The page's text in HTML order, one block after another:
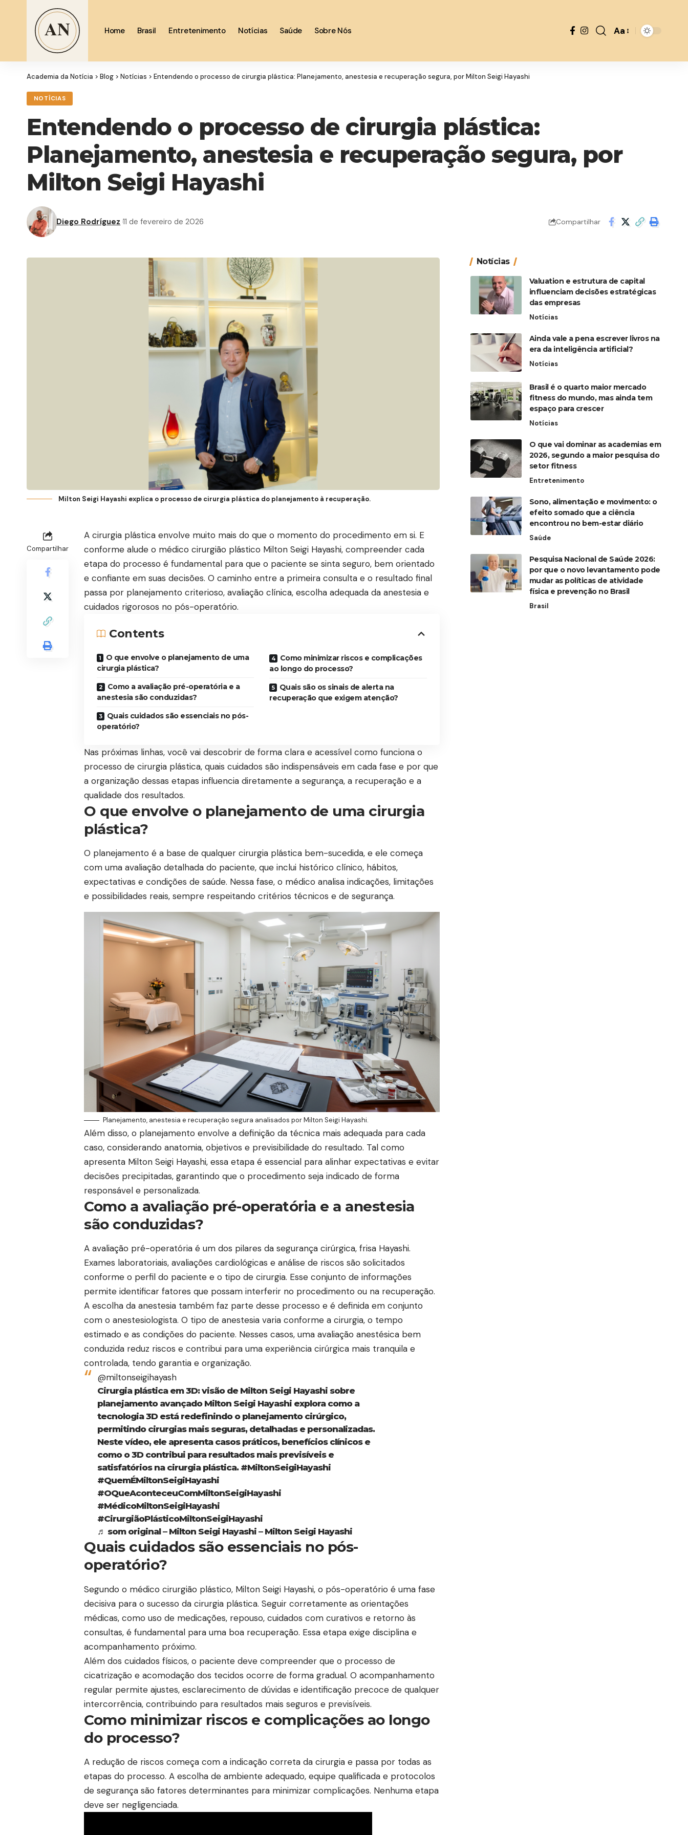
Home Brasil Entretenimento Notícias Saúde Sobre Nós
Font
Aa
Academia da Notícia > Blog > Notícias > Entendendo o processo de cirurgia plástica: Planejamento, anestesia e recuperação segura, por Milton Seigi Hayashi
NOTÍCIAS
Entendendo o processo de cirurgia plástica:
Planejamento, anestesia e recuperação segura, por
Milton Seigi Hayashi
Diego Rodríguez 11 de fevereiro de 2026 Compartilhar
Milton Seigi Hayashi explica o processo de cirurgia plástica do planejamento à recuperação.
Compartilhar
A cirurgia plástica envolve muito mais do que o momento do procedimento em si. E
conforme alude o médico cirurgião plástico Milton Seigi Hayashi, compreender cada
etapa do processo é fundamental para que o paciente se sinta seguro, bem orientado
e confiante em suas decisões. O caminho entre a primeira consulta e o resultado final
passa por planejamento criterioso, avaliação clínica, escolha adequada da anestesia e
cuidados rigorosos no pós-operatório.
Contents
O que envolve o planejamento de uma
cirurgia plástica?
Como a avaliação pré-operatória e a
anestesia são conduzidas?
Quais cuidados são essenciais no pós-
operatório?
Como minimizar riscos e complicações
ao longo do processo?
Quais são os sinais de alerta na
recuperação que exigem atenção?
Nas próximas linhas, você vai descobrir de forma clara e acessível como funciona o
processo de cirurgia plástica, quais cuidados são indispensáveis em cada fase e por que
a organização dessas etapas influencia diretamente a segurança, a recuperação e a
qualidade dos resultados.
O que envolve o planejamento de uma cirurgia
plástica?
O planejamento é a base de qualquer cirurgia plástica bem-sucedida, e ele começa
com uma avaliação detalhada do paciente, que inclui histórico clínico, hábitos,
expectativas e condições de saúde. Nessa fase, o médico analisa indicações, limitações
e possibilidades reais, sempre respeitando critérios técnicos e de segurança.
Planejamento, anestesia e recuperação segura analisados por Milton Seigi Hayashi.
Além disso, o planejamento envolve a definição da técnica mais adequada para cada
caso, considerando anatomia, objetivos e previsibilidade do resultado. Tal como
apresenta Milton Seigi Hayashi, essa etapa é essencial para alinhar expectativas e evitar
decisões precipitadas, garantindo que o procedimento seja indicado de forma
responsável e personalizada.
Como a avaliação pré-operatória e a anestesia
são conduzidas?
A avaliação pré-operatória é um dos pilares da segurança cirúrgica, frisa Hayashi.
Exames laboratoriais, avaliações cardiológicas e análise de riscos são solicitados
conforme o perfil do paciente e o tipo de cirurgia. Esse conjunto de informações
permite identificar fatores que possam interferir no procedimento ou na recuperação.
A escolha da anestesia também faz parte desse processo e é definida em conjunto
com o anestesiologista. O tipo de anestesia varia conforme a cirurgia, o tempo
estimado e as condições do paciente. Nesses casos, uma avaliação anestésica bem
conduzida reduz riscos e contribui para uma experiência cirúrgica mais tranquila e
controlada, tendo garantia e organização.
@miltonseigihayash
Cirurgia plástica em 3D: visão de Milton Seigi Hayashi sobre
planejamento avançado Milton Seigi Hayashi explora como a
tecnologia 3D está redefinindo o planejamento cirúrgico,
permitindo cirurgias mais seguras, detalhadas e personalizadas.
Neste vídeo, ele apresenta casos práticos, benefícios clínicos e
como o 3D contribui para resultados mais previsíveis e
satisfatórios na cirurgia plástica. #MiltonSeigiHayashi
#QuemÉMiltonSeigiHayashi
#OQueAconteceuComMiltonSeigiHayashi
#MédicoMiltonSeigiHayashi
#CirurgiãoPlásticoMiltonSeigiHayashi
♬ som original – Milton Seigi Hayashi – Milton Seigi Hayashi
Quais cuidados são essenciais no pós-
operatório?
Segundo o médico cirurgião plástico, Milton Seigi Hayashi, o pós-operatório é uma fase
decisiva para o sucesso da cirurgia plástica. Seguir corretamente as orientações
médicas, como uso de medicações, repouso, cuidados com curativos e retorno às
consultas, é fundamental para uma boa recuperação. Essa etapa exige disciplina e
acompanhamento próximo.
Além dos cuidados físicos, o paciente deve compreender que o processo de
cicatrização e acomodação dos tecidos ocorre de forma gradual. O acompanhamento
regular permite ajustes, esclarecimento de dúvidas e identificação precoce de qualquer
intercorrência, contribuindo para resultados mais seguros e previsíveis.
Como minimizar riscos e complicações ao longo
do processo?
A redução de riscos começa com a indicação correta da cirurgia e passa por todas as
etapas do processo. A escolha de ambiente adequado, equipe qualificada e protocolos
de segurança são fatores determinantes para minimizar complicações. Nenhuma etapa
deve ser negligenciada.
Notícias
Valuation e estrutura de capital
influenciam decisões estratégicas
das empresas
Notícias
Ainda vale a pena escrever livros na
era da inteligência artificial?
Notícias
Brasil é o quarto maior mercado
fitness do mundo, mas ainda tem
espaço para crescer
Notícias
O que vai dominar as academias em
2026, segundo a maior pesquisa do
setor fitness
Entretenimento
Sono, alimentação e movimento: o
efeito somado que a ciência
encontrou no bem-estar diário
Saúde
Pesquisa Nacional de Saúde 2026:
por que o novo levantamento pode
mudar as políticas de atividade
física e prevenção no Brasil
Brasil